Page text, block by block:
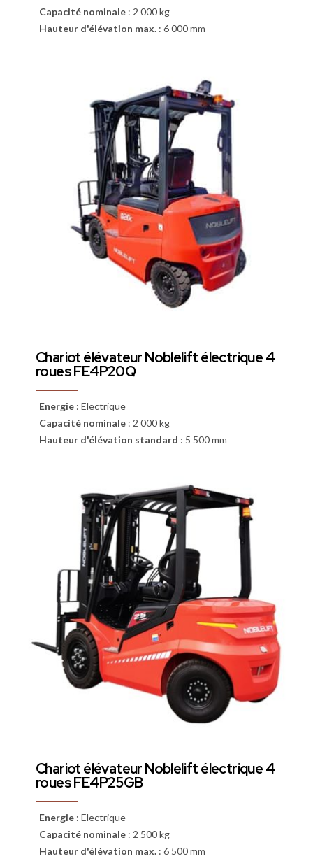
Capacité nominale : 2 000 kg
Hauteur d'élévation max. : 6 000 mm
Chariot élévateur Noblelift électrique 4
roues FE4P20Q
Energie : Electrique
Capacité nominale : 2 000 kg
Hauteur d'élévation standard : 5 500 mm
Chariot élévateur Noblelift électrique 4
roues FE4P25GB
Energie : Electrique
Capacité nominale : 2 500 kg
Hauteur d'élévation max. : 6 500 mm